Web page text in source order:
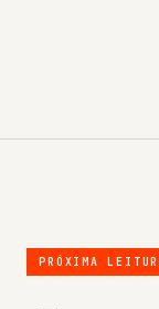
PRÓXIMA